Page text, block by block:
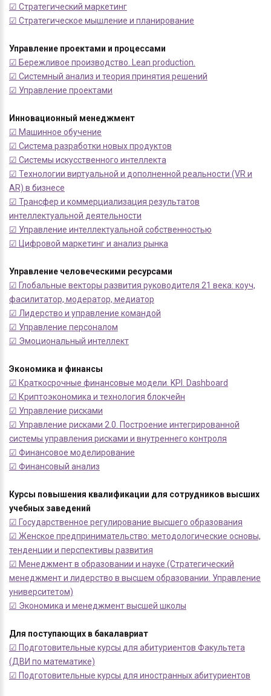
☑ Стратегический маркетинг
☑ Стратегическое мышление и планирование
Управление проектами и процессами
☑ Бережливое производство. Lean production.
☑ Системный анализ и теория принятия решений
☑ Управление проектами
Инновационный менеджмент
☑ Машинное обучение
☑ Система разработки новых продуктов
☑ Системы искусственного интеллекта
☑ Технологии виртуальной и дополненной реальности (VR и
AR) в бизнесе
☑ Трансфер и коммерциализация результатов
интеллектуальной деятельности
☑ Управление интеллектуальной собственностью
☑ Цифровой маркетинг и анализ рынка
Управление человеческими ресурсами
☑ Глобальные векторы развития руководителя 21 века: коуч,
фасилитатор, модератор, медиатор
☑ Лидерство и управление командой
☑ Управление персоналом
☑ Эмоциональный интеллект
Экономика и финансы
☑ Краткосрочные финансовые модели. KPI. Dashboard
☑ Криптоэкономика и технология блокчейн
☑ Управление рисками
☑ Управление рисками 2.0. Построение интегрированной
системы управления рисками и внутреннего контроля
☑ Финансовое моделирование
☑ Финансовый анализ
Курсы повышения квалификации для сотрудников высших
учебных заведений
☑ Государственное регулирование высшего образования
☑ Женское предпринимательство: методологические основы,
тенденции и перспективы развития
☑ Менеджмент в образовании и науке (Стратегический
менеджмент и лидерство в высшем образовании. Управление
университетом)
☑ Экономика и менеджмент высшей школы
Для поступающих в бакалавриат
☑ Подготовительные курсы для абитуриентов Факультета
(ДВИ по математике)
☑ Подготовительные курсы для иностранных абитуриентов